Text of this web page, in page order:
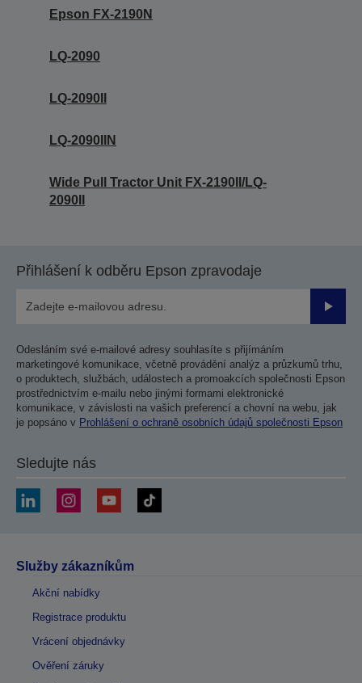
Epson FX-2190N
LQ-2090
LQ-2090II
LQ-2090IIN
Wide Pull Tractor Unit FX-2190II/LQ-
2090II
Přihlášení k odběru Epson zpravodaje
Odesláním své e-mailové adresy souhlasíte s přijímáním
marketingové komunikace, včetně provádění analýz a průzkumů trhu,
o produktech, službách, událostech a promoakcích společnosti Epson
prostřednictvím e-mailu nebo jinými formami elektronické
komunikace, v závislosti na vašich preferencí a chovní na webu, jak
je popsáno v Prohlášení o ochraně osobních údajů společnosti Epson
Sledujte nás
Služby zákazníkům
Akční nabídky
Registrace produktu
Vrácení objednávky
Ověření záruky